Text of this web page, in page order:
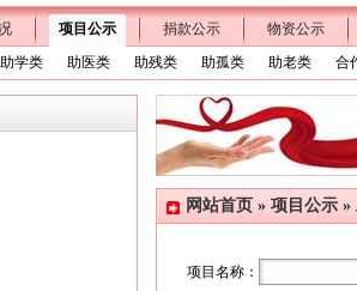
项目公示 捐款公示
物资公示
助学类 助医类 助残类 助孤类 助老类 合
网站首页 » 项目公示 »
项目名称：